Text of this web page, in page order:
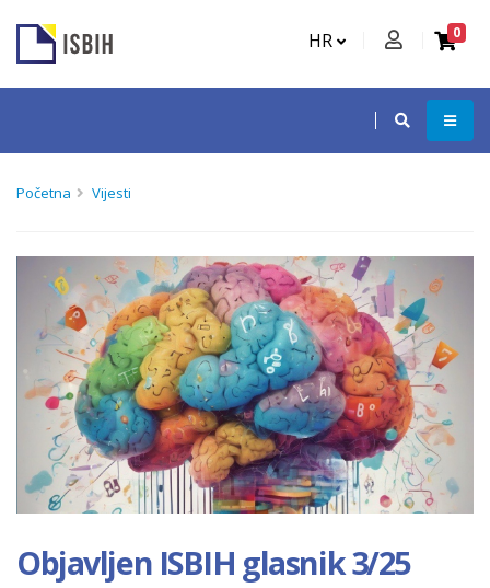
HR 0
Početna Vijesti
Objavljen ISBIH glasnik 3/25